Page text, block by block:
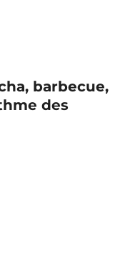
barbecue,
des